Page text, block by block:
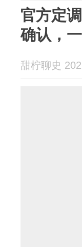
官方定
确认，
甜柠聊史